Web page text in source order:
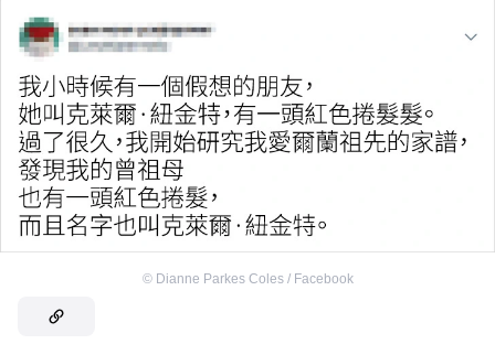
© Dianne Parkes Coles / Facebook